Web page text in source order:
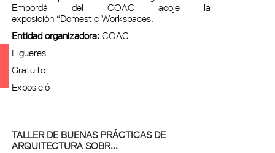
Empordà del COAC acoje la
exposición “Domestic Workspaces.
Entidad organizadora:COAC
Figueres
Gratuito
Exposició
TALLER DE BUENAS PRÁCTICAS DE
ARQUITECTURA SOBR...